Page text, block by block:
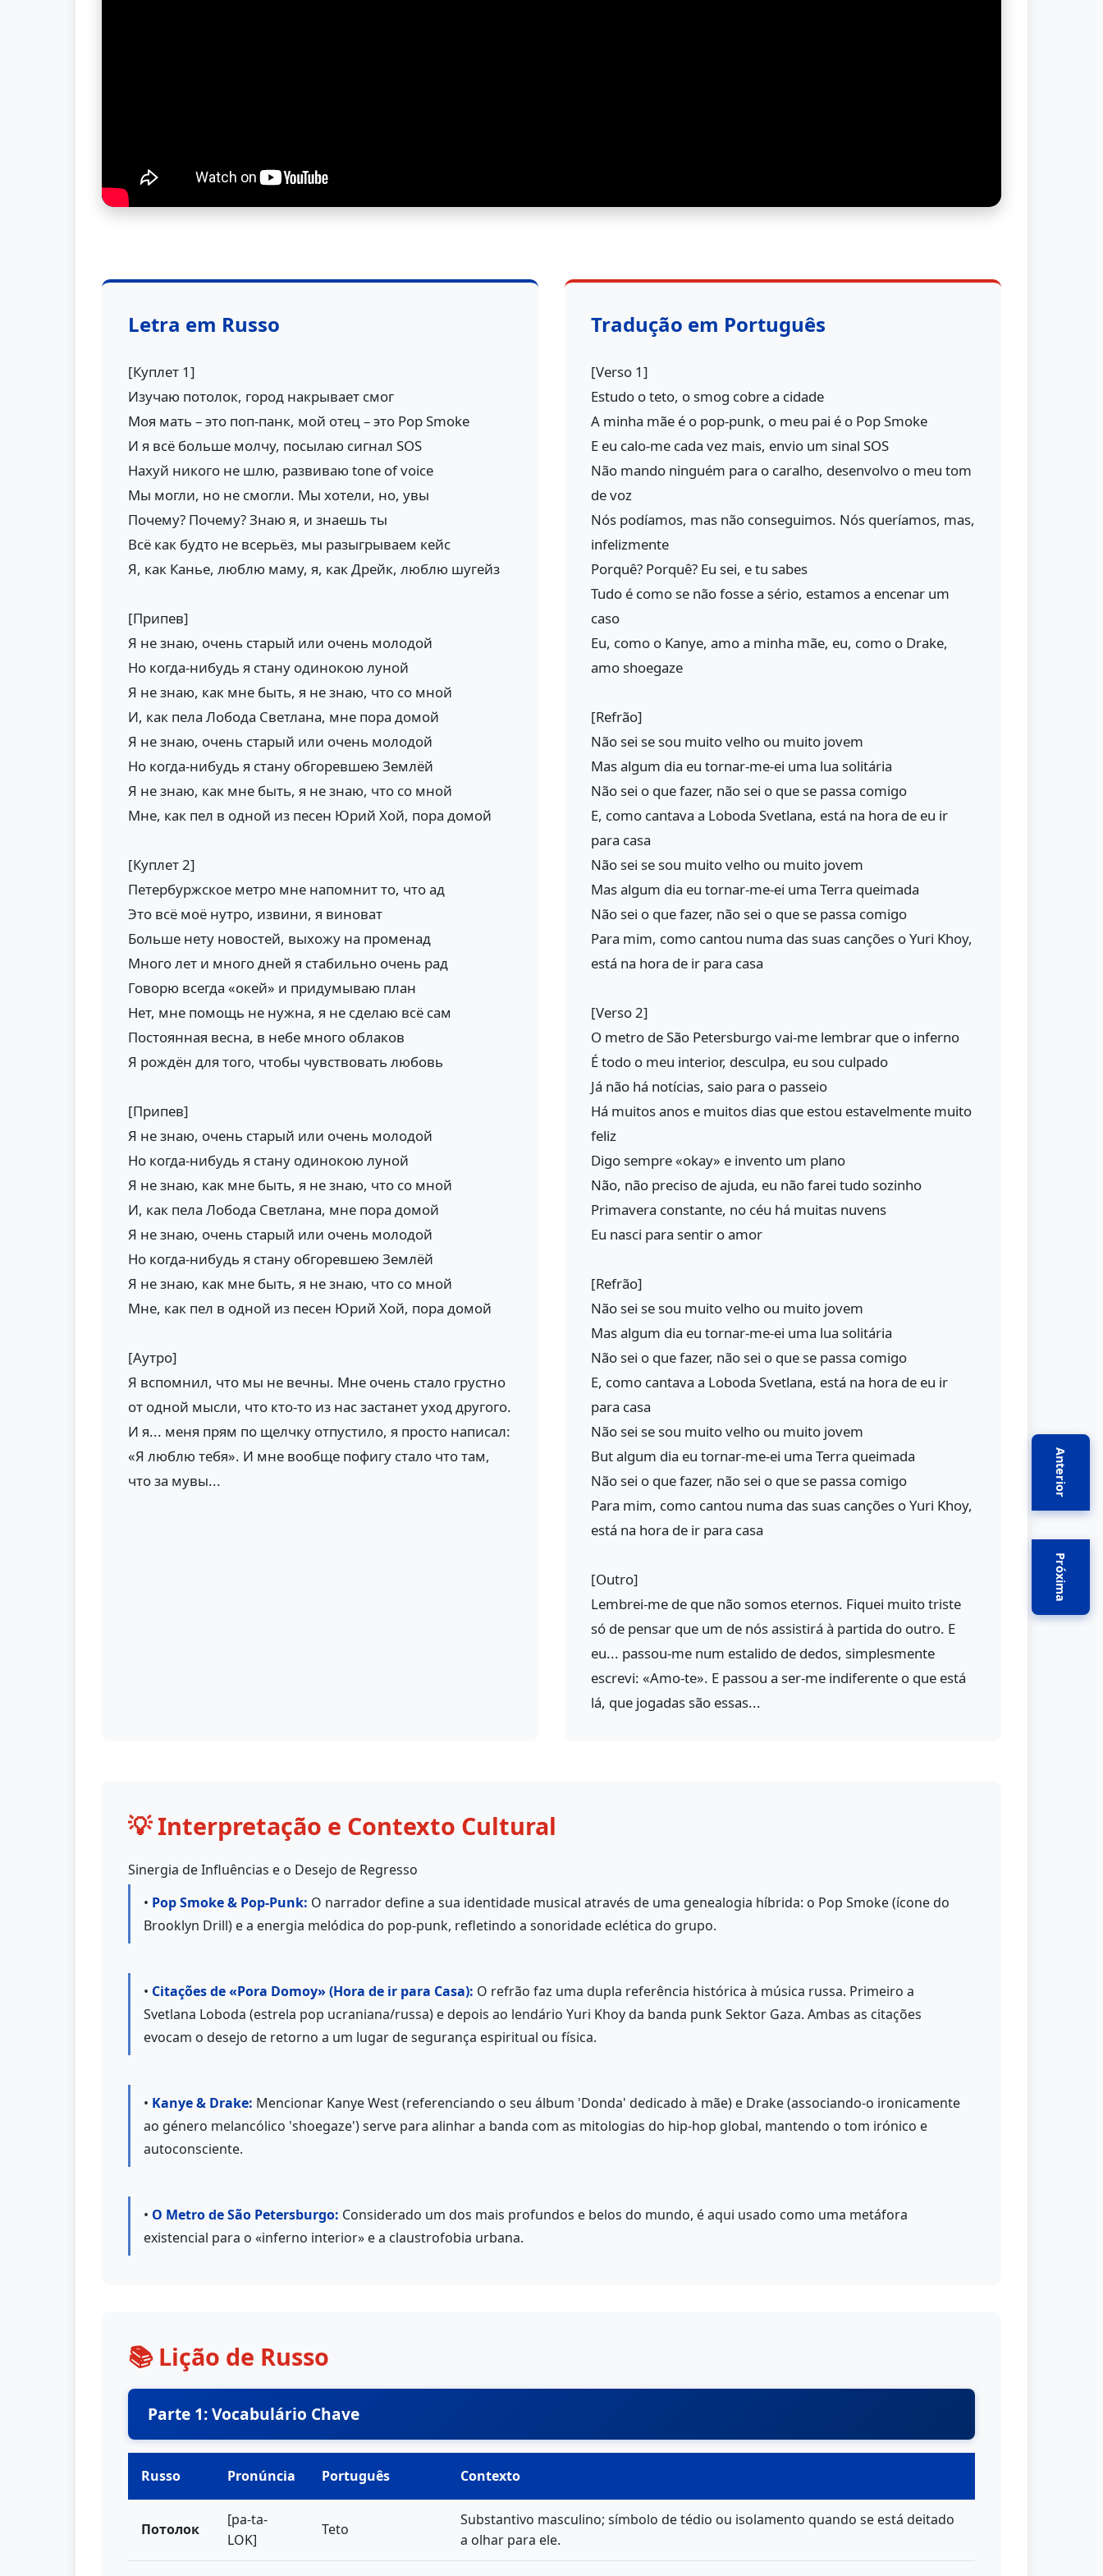
Anterior
Próxima
Letra em Russo
[Куплет 1]
Изучаю потолок, город накрывает смог
Моя мать – это поп-панк, мой отец – это Pop Smoke
И я всё больше молчу, посылаю сигнал SOS
Нахуй никого не шлю, развиваю tone of voice
Мы могли, но не смогли. Мы хотели, но, увы
Почему? Почему? Знаю я, и знаешь ты
Всё как будто не всерьёз, мы разыгрываем кейс
Я, как Канье, люблю маму, я, как Дрейк, люблю шугейз
[Припев]
Я не знаю, очень старый или очень молодой
Но когда-нибудь я стану одинокою луной
Я не знаю, как мне быть, я не знаю, что со мной
И, как пела Лобода Светлана, мне пора домой
Я не знаю, очень старый или очень молодой
Но когда-нибудь я стану обгоревшею Землёй
Я не знаю, как мне быть, я не знаю, что со мной
Мне, как пел в одной из песен Юрий Хой, пора домой
[Куплет 2]
Петербуржское метро мне напомнит то, что ад
Это всё моё нутро, извини, я виноват
Больше нету новостей, выхожу на променад
Много лет и много дней я стабильно очень рад
Говорю всегда «окей» и придумываю план
Нет, мне помощь не нужна, я не сделаю всё сам
Постоянная весна, в небе много облаков
Я рождён для того, чтобы чувствовать любовь
[Припев]
Я не знаю, очень старый или очень молодой
Но когда-нибудь я стану одинокою луной
Я не знаю, как мне быть, я не знаю, что со мной
И, как пела Лобода Светлана, мне пора домой
Я не знаю, очень старый или очень молодой
Но когда-нибудь я стану обгоревшею Землёй
Я не знаю, как мне быть, я не знаю, что со мной
Мне, как пел в одной из песен Юрий Хой, пора домой
[Аутро]
Я вспомнил, что мы не вечны. Мне очень стало грустно
от одной мысли, что кто-то из нас застанет уход другого.
И я... меня прям по щелчку отпустило, я просто написал:
«Я люблю тебя». И мне вообще пофигу стало что там,
что за мувы...
Tradução em Português
[Verso 1]
Estudo o teto, o smog cobre a cidade
A minha mãe é o pop-punk, o meu pai é o Pop Smoke
E eu calo-me cada vez mais, envio um sinal SOS
Não mando ninguém para o caralho, desenvolvo o meu tom
de voz
Nós podíamos, mas não conseguimos. Nós queríamos, mas,
infelizmente
Porquê? Porquê? Eu sei, e tu sabes
Tudo é como se não fosse a sério, estamos a encenar um
caso
Eu, como o Kanye, amo a minha mãe, eu, como o Drake,
amo shoegaze
[Refrão]
Não sei se sou muito velho ou muito jovem
Mas algum dia eu tornar-me-ei uma lua solitária
Não sei o que fazer, não sei o que se passa comigo
E, como cantava a Loboda Svetlana, está na hora de eu ir
para casa
Não sei se sou muito velho ou muito jovem
Mas algum dia eu tornar-me-ei uma Terra queimada
Não sei o que fazer, não sei o que se passa comigo
Para mim, como cantou numa das suas canções o Yuri Khoy,
está na hora de ir para casa
[Verso 2]
O metro de São Petersburgo vai-me lembrar que o inferno
É todo o meu interior, desculpa, eu sou culpado
Já não há notícias, saio para o passeio
Há muitos anos e muitos dias que estou estavelmente muito
feliz
Digo sempre «okay» e invento um plano
Não, não preciso de ajuda, eu não farei tudo sozinho
Primavera constante, no céu há muitas nuvens
Eu nasci para sentir o amor
[Refrão]
Não sei se sou muito velho ou muito jovem
Mas algum dia eu tornar-me-ei uma lua solitária
Não sei o que fazer, não sei o que se passa comigo
E, como cantava a Loboda Svetlana, está na hora de eu ir
para casa
Não sei se sou muito velho ou muito jovem
But algum dia eu tornar-me-ei uma Terra queimada
Não sei o que fazer, não sei o que se passa comigo
Para mim, como cantou numa das suas canções o Yuri Khoy,
está na hora de ir para casa
[Outro]
Lembrei-me de que não somos eternos. Fiquei muito triste
só de pensar que um de nós assistirá à partida do outro. E
eu... passou-me num estalido de dedos, simplesmente
escrevi: «Amo-te». E passou a ser-me indiferente o que está
lá, que jogadas são essas...
💡 Interpretação e Contexto Cultural
Sinergia de Influências e o Desejo de Regresso
• Pop Smoke & Pop-Punk: O narrador define a sua identidade musical através de uma genealogia híbrida: o Pop Smoke (ícone do
Brooklyn Drill) e a energia melódica do pop-punk, refletindo a sonoridade eclética do grupo.
• Citações de «Pora Domoy» (Hora de ir para Casa): O refrão faz uma dupla referência histórica à música russa. Primeiro a
Svetlana Loboda (estrela pop ucraniana/russa) e depois ao lendário Yuri Khoy da banda punk Sektor Gaza. Ambas as citações
evocam o desejo de retorno a um lugar de segurança espiritual ou física.
• Kanye & Drake: Mencionar Kanye West (referenciando o seu álbum 'Donda' dedicado à mãe) e Drake (associando-o ironicamente
ao género melancólico 'shoegaze') serve para alinhar a banda com as mitologias do hip-hop global, mantendo o tom irónico e
autoconsciente.
• O Metro de São Petersburgo: Considerado um dos mais profundos e belos do mundo, é aqui usado como uma metáfora
existencial para o «inferno interior» e a claustrofobia urbana.
📚 Lição de Russo
Parte 1: Vocabulário Chave
Russo Pronúncia Português Contexto
Потолок
[pa-ta-
LOK]
Teto
Substantivo masculino; símbolo de tédio ou isolamento quando se está deitado
a olhar para ele.